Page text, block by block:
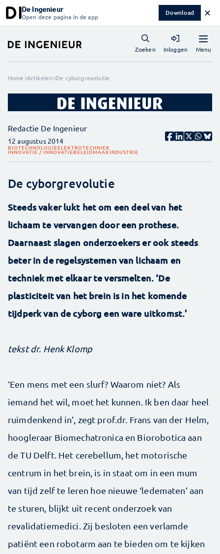
De Ingenieur
Open deze pagina in de app Download ✕
Menu
Zoeken Inloggen
Home Artikelen De cyborgrevolutie
Redactie De Ingenieur
12 augustus 2014
BIOTECHNOLOGIEELEKTROTECHNIEK
INNOVATIE / INNOVATIEBELEIDMAAKINDUSTRIE
De cyborgrevolutie
Steeds vaker lukt het om een deel van het
lichaam te vervangen door een prothese.
Daarnaast slagen onderzoekers er ook steeds
beter in de regelsystemen van lichaam en
techniek met elkaar te versmelten. ‘De
plasticiteit van het brein is in het komende
tijdperk van de cyborg een ware uitkomst.’
tekst dr. Henk Klomp
‘Een mens met een slurf? Waarom niet? Als
iemand het wil, moet het kunnen. Ik ben daar heel
ruimdenkend in’, zegt prof.dr. Frans van der Helm,
hoogleraar Biomechatronica en Biorobotica aan
de TU Delft. Het cerebellum, het motorische
centrum in het brein, is in staat om in een mum
van tijd zelf te leren hoe nieuwe ‘ledematen’ aan
te sturen, blijkt uit recent onderzoek van
revalidatiemedici. Zij besloten een verlamde
patiënt een robotarm aan te bieden om te kijken